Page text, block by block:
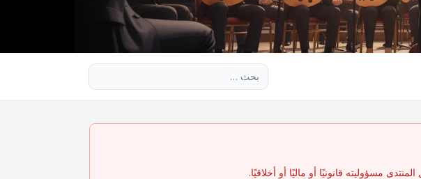
مسؤوليته قانونيًا أو ماليًا أو أخلاقيًا.